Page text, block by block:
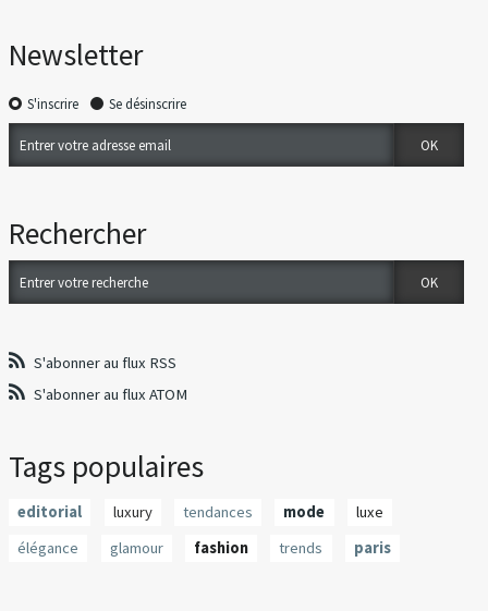
Newsletter
S'inscrire Se désinscrire
Rechercher
S'abonner au flux RSS
S'abonner au flux ATOM
Tags populaires
editorial luxury tendances mode
luxe
élégance
glamour fashion trends paris